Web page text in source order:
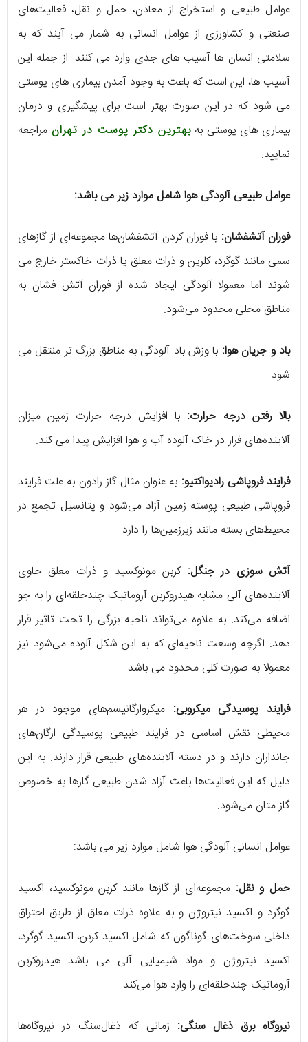
عوامل طبیعی و استخراج از معادن، حمل و نقل، فعالیت‌های
صنعتی و کشاورزی از عوامل انسانی به شمار می آیند که به
سلامتی انسان ها آسیب های جدی وارد می کنند. از جمله این
آسیب ها، این است که باعث به وجود آمدن بیماری های پوستی
می شود که در این صورت بهتر است برای پیشگیری و درمان
بیماری های پوستی بهبهترین دکتر پوست در تهران مراجعه
نمایید.
عوامل طبیعی آلودگی هوا شامل موارد زیر می باشد:
فوران آتشفشان: با فوران کردن آتشفشان‌ها مجموعه‌ای از گازهای
سمی مانند گوگرد، کلرین و ذرات معلق یا ذرات خاکستر خارج می
شوند اما معمولا آلودگی ایجاد شده از فوران آتش فشان به
مناطق محلی محدود می‌شود.
باد و جریان هوا: با وزش باد آلودگی به مناطق بزرگ تر منتقل می
شود.
بالا رفتن درجه حرارت: با افزایش درجه حرارت زمین میزان
آلاینده‌های فرار در خاک آلوده آب و هوا افزایش پیدا می کند.
فرایند فروپاشی رادیواکتیو: به عنوان مثال گاز رادون به علت فرایند
فروپاشی طبیعی پوسته زمین آزاد می‌شود و پتانسیل تجمع در
محیط‌های بسته مانند زیرزمین‌ها را دارد.
آتش سوزی در جنگل: کربن مونوکسید و ذرات معلق حاوی
آلاینده‌های آلی مشابه هیدروکربن آروماتیک چندحلقه‌ای را به جو
اضافه می‌کند. به علاوه می‌تواند ناحیه بزرگی را تحت تاثیر قرار
دهد. اگرچه وسعت ناحیه‌ای که به این شکل آلوده می‌شود نیز
معمولا به صورت کلی محدود می باشد.
فرایند پوسیدگی میکروبی: میکروارگانیسم‌های موجود در هر
محیطی نقش اساسی در فرایند طبیعی پوسیدگی ارگان‌های
جانداران دارند و در دسته آلاینده‌های طبیعی قرار دارند. به این
دلیل که این فعالیت‌ها باعث آزاد شدن طبیعی گازها به خصوص
گاز متان می‌شود.
عوامل انسانی آلودگی هوا شامل موارد زیر می باشد:
حمل و نقل: مجموعه‌ای از گازها مانند کربن مونوکسید، اکسید
گوگرد و اکسید نیتروژن و به علاوه ذرات معلق از طریق احتراق
داخلی سوخت‌های گوناگون که شامل اکسید کربن، اکسید گوگرد،
اکسید نیتروژن و مواد شیمیایی آلی می باشد هیدروکربن
آروماتیک چندحلقه‌ای را وارد هوا می‌کند.
نیروگاه برق ذغال سنگی: زمانی که ذغال‌سنگ در نیروگاه‌ها